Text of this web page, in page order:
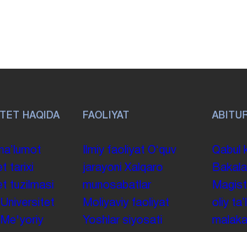
HAQIDA
tarixi
tuzilmasi
Universitet
Me'yoriy
FAOLIYAT
Ilmiy faoliyat Oʻquv
jarayoni Xalqaro
munosabatlar
Moliyaviy faoliyat
Yoshlar siyosati
Qabul
oliy